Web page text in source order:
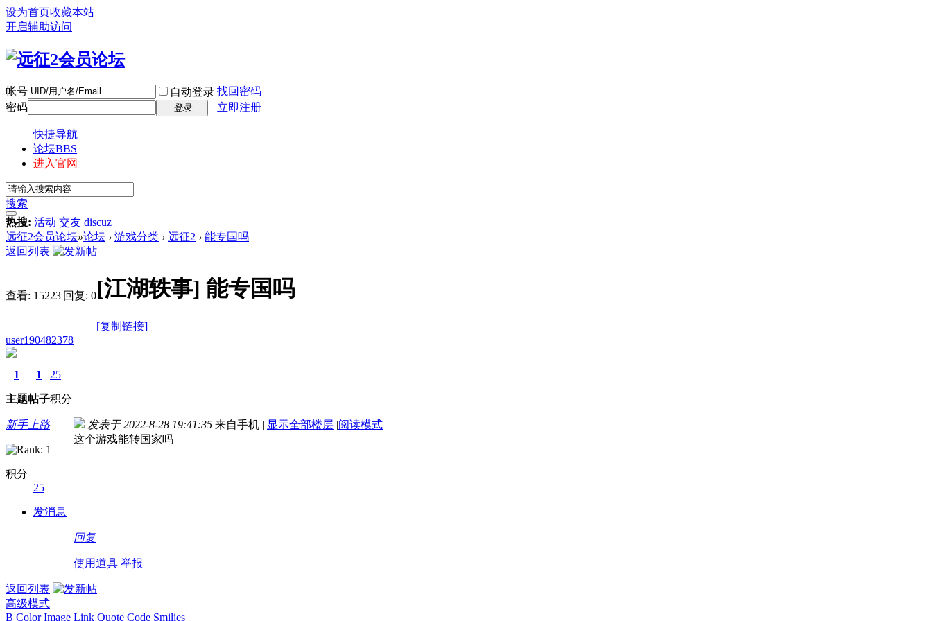
设为首页收藏本站
开启辅助访问
帐号 自动登录 找回密码
密码
登录 立即注册
快捷导航
论坛BBS
进入官网
搜索
热搜: 活动 交友 discuz
远征2会员论坛»论坛 › 游戏分类 › 远征2 › 能专国吗
返回列表
查看: 15223|回复: 0[江湖轶事] 能专国吗
[复制链接]
user190482378
1
主题
1
帖子
25
积分
新手上路
积分
25
发消息
发表于 2022-8-28 19:41:35 来自手机 | 显示全部楼层 |阅读模式
这个游戏能转国家吗
回复
使用道具 举报
返回列表
高级模式
B Color Image Link Quote Code Smilies